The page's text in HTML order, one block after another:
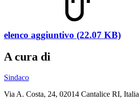
elenco aggiuntivo (22.07 KB)
A cura di
Sindaco
Via A. Costa, 24, 02014 Cantalice RI, Italia